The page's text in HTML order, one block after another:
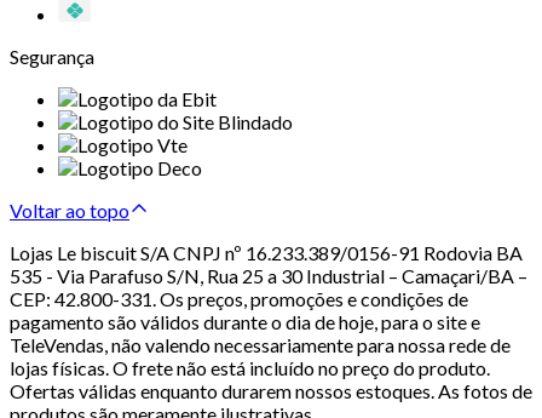
Segurança
Voltar ao topo
Lojas Le biscuit S/A CNPJ nº 16.233.389/0156-91 Rodovia BA
535 - Via Parafuso S/N, Rua 25 a 30 Industrial – Camaçari/BA –
CEP: 42.800-331. Os preços, promoções e condições de
pagamento são válidos durante o dia de hoje, para o site e
TeleVendas, não valendo necessariamente para nossa rede de
lojas físicas. O frete não está incluído no preço do produto.
Ofertas válidas enquanto durarem nossos estoques. As fotos de